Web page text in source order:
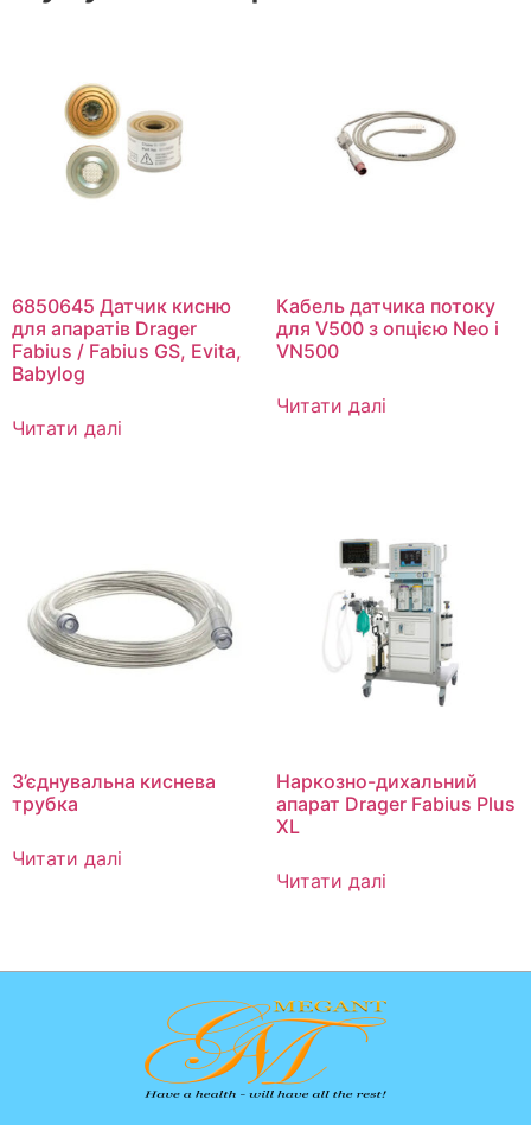
6850645 Датчик кисню
для апаратів Drager
Fabius / Fabius GS, Evita,
Babylog
Читати далі
Кабель датчика потоку
для V500 з опцією Neo і
VN500
Читати далі
З’єднувальна киснева
трубка
Читати далі
Наркозно-дихальний
апарат Drager Fabius Plus
XL
Читати далі